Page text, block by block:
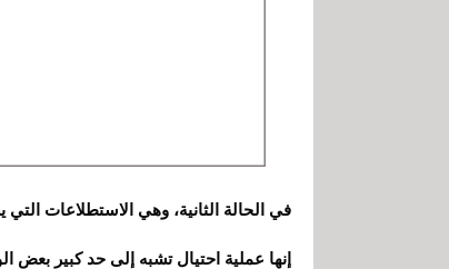
في الحالة الثانية، وهي الاستطلاعات التي
إنها عملية احتيال تشبه إلى حد كبير